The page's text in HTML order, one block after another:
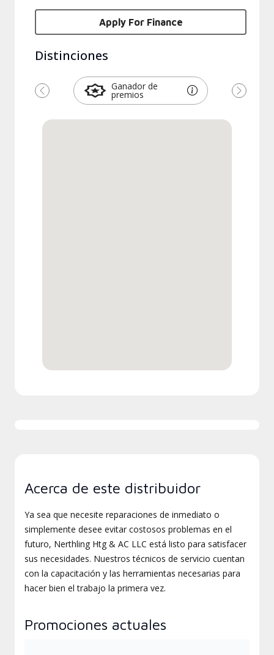
Apply For Finance
Distinciones
Ganador de
premios
Previous Next
Acerca de este distribuidor
Ya sea que necesite reparaciones de inmediato o
simplemente desee evitar costosos problemas en el
futuro, Nerthling Htg & AC LLC está listo para satisfacer
sus necesidades. Nuestros técnicos de servicio cuentan
con la capacitación y las herramientas necesarias para
hacer bien el trabajo la primera vez.
Promociones actuales